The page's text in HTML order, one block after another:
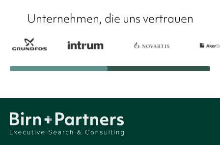
Unternehmen, die uns vertrauen